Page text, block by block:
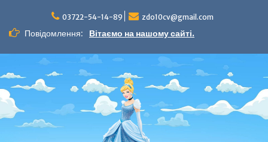
вмісту
03722-54-14-89 zdo10cv@gmail.com
Повідомлення: Вітаємо на нашому сайті.